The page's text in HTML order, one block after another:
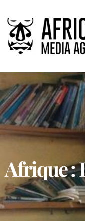
Afrique :